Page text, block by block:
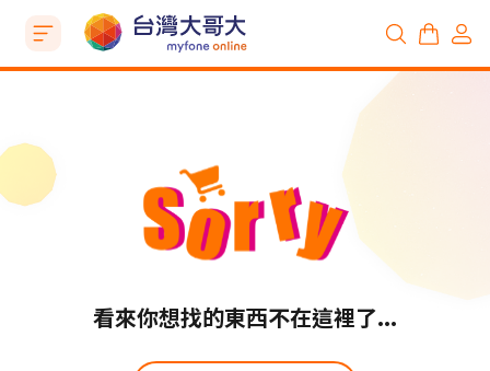
看來你想找的東西不在這裡了...